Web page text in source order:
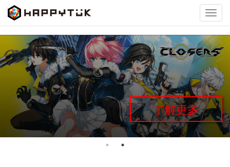
了解更多